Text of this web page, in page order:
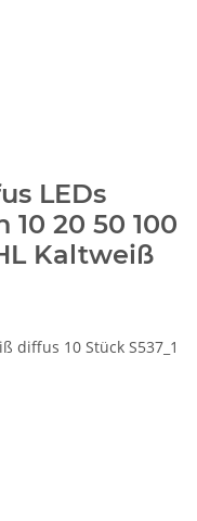
LEDs
20 50 100
Kaltweiß
diffus 10 Stück S537_1